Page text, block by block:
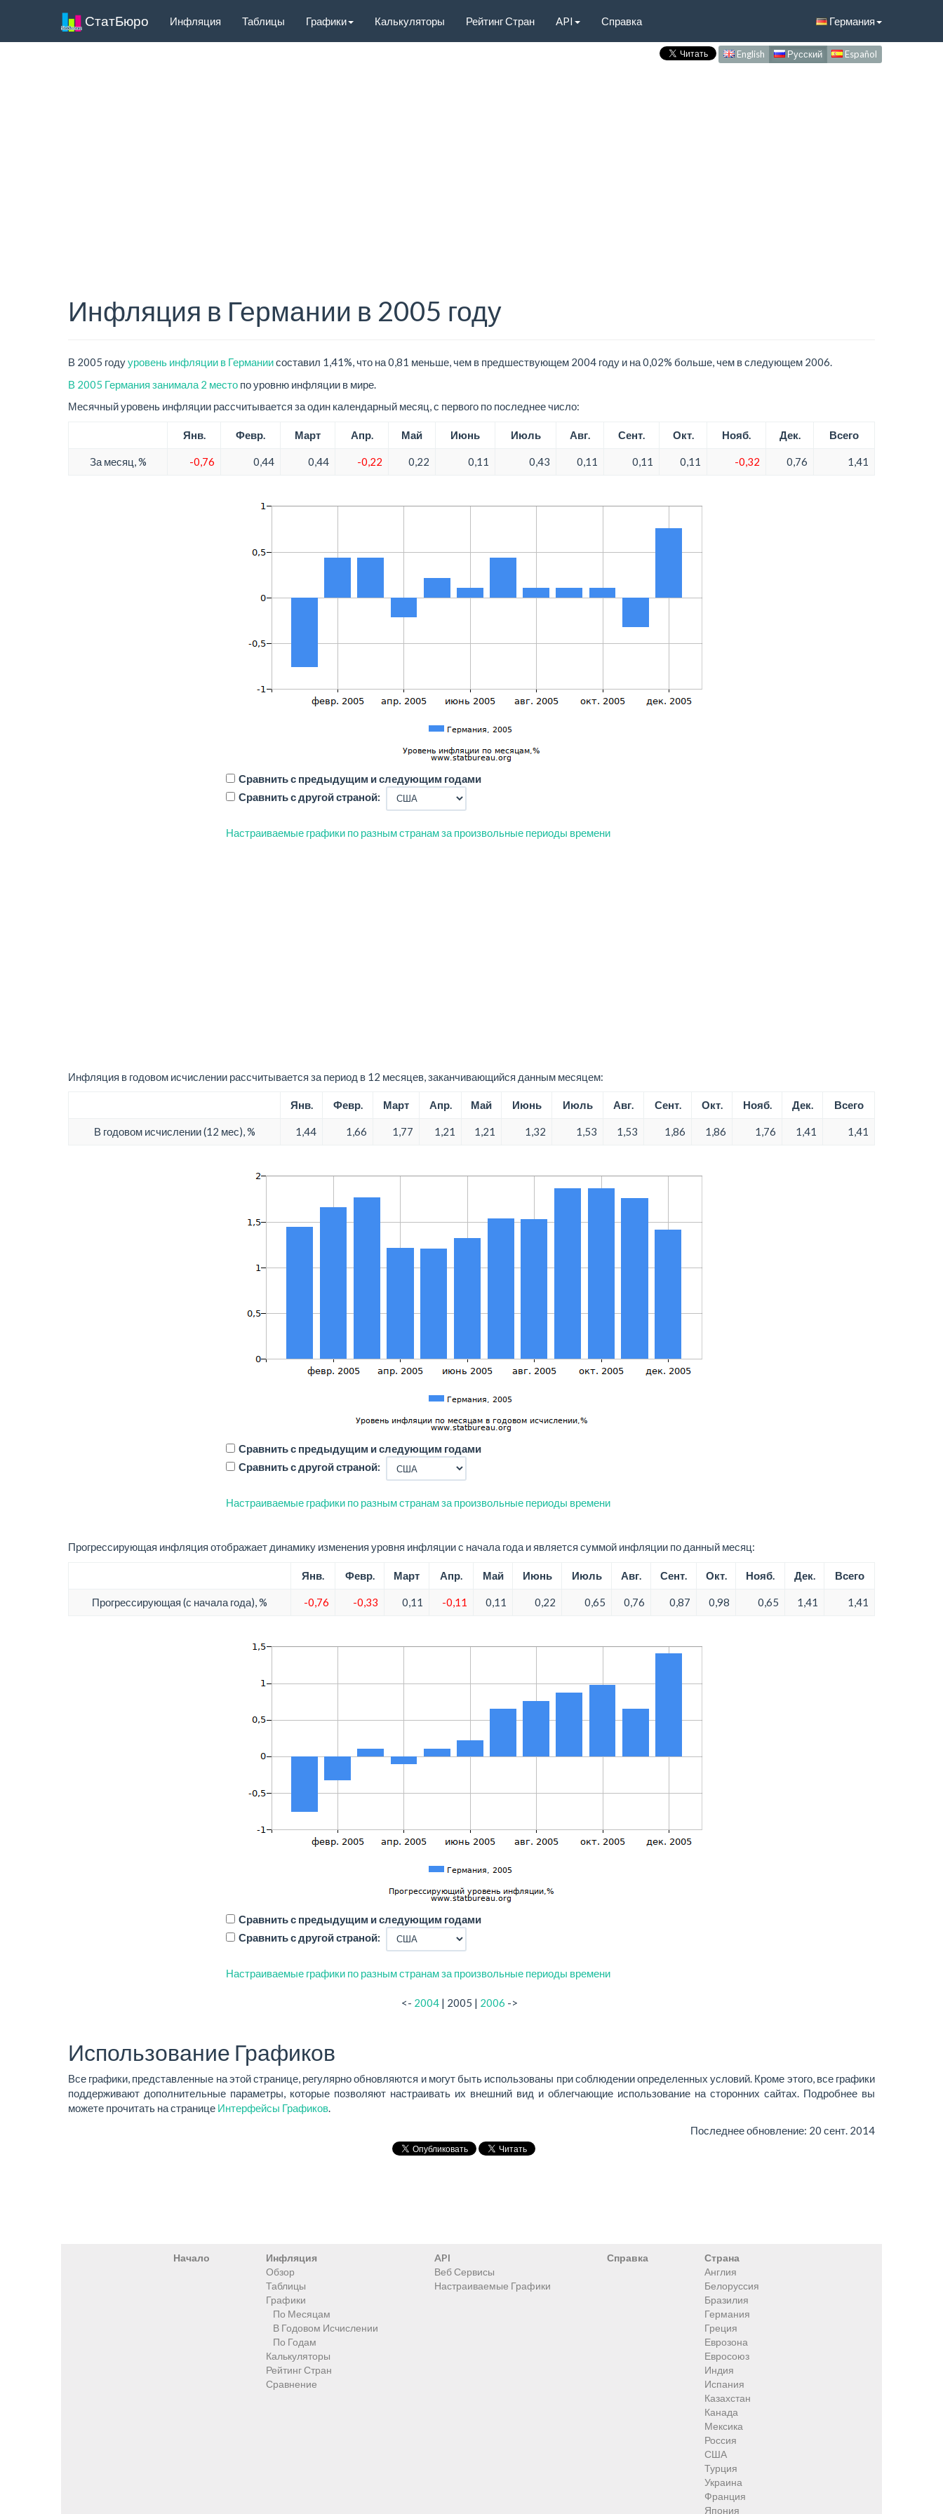
СтатБюро Инфляция Таблицы Графики Калькуляторы Рейтинг Стран API Справка Германия
English Русский Español
Инфляция в Германии в 2005 году
В 2005 годууровень инфляции в Германиисоставил 1,41%, что на 0,81 меньше, чем в предшествующем 2004 году и на 0,02% больше, чем в следующем 2006.
В 2005 Германия занимала 2 место по уровню инфляции в мире.
Месячный уровень инфляции рассчитывается за один календарный месяц, с первого по последнее число:
Янв. Февр. Март Апр. Май Июнь Июль Авг. Сент. Окт. Нояб. Дек. Всего
За месяц, % -0,76 0,44 0,44 -0,22 0,22 0,11 0,43 0,11 0,11 0,11 -0,32 0,76 1,41
Сравнить с предыдущим и следующим годами
Сравнить с другой страной:
Настраиваемые графики по разным странам за произвольные периоды времени
Инфляция в годовом исчислении рассчитывается за период в 12 месяцев, заканчивающийся данным месяцем:
Янв. Февр. Март Апр. Май Июнь Июль Авг. Сент. Окт. Нояб. Дек. Всего
В годовом исчислении (12 мес), % 1,44 1,66 1,77 1,21 1,21 1,32 1,53 1,53 1,86 1,86 1,76 1,41 1,41
Сравнить с предыдущим и следующим годами
Сравнить с другой страной:
Настраиваемые графики по разным странам за произвольные периоды времени
Прогрессирующая инфляция отображает динамику изменения уровня инфляции с начала года и является суммой инфляции по данный месяц:
Янв. Февр. Март Апр. Май Июнь Июль Авг. Сент. Окт. Нояб. Дек. Всего
Прогрессирующая (с начала года), % -0,76 -0,33 0,11 -0,11 0,11 0,22 0,65 0,76 0,87 0,98 0,65 1,41 1,41
Сравнить с предыдущим и следующим годами
Сравнить с другой страной:
Настраиваемые графики по разным странам за произвольные периоды времени
<- 2004 | 2005 | 2006 ->
Использование Графиков
Все графики, представленные на этой странице, регулярно обновляются и могут быть использованы при соблюдении определенных условий. Кроме этого, все графики
поддерживают дополнительные параметры, которые позволяют настраивать их внешний вид и облегчающие использование на сторонних сайтах. Подробнее вы
можете прочитать на странице Интерфейсы Графиков.
Последнее обновление: 20 сент. 2014
Начало
Инфляция
Обзор
Таблицы
Графики
По Месяцам
В Годовом Исчислении
По Годам
Калькуляторы
Рейтинг Стран
Сравнение
API
Веб Сервисы
Настраиваемые Графики
Справка
Страна
Англия
Белоруссия
Бразилия
Германия
Греция
Еврозона
Евросоюз
Индия
Испания
Казахстан
Канада
Мексика
Россия
США
Турция
Украина
Франция
Япония